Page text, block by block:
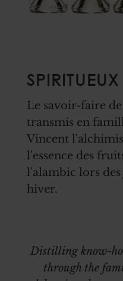
SPIRITUEUX
Le savoir-faire
transmis en
Vincent
l'essence des
l'alambic lors
hiver.
Distilling know-
through the